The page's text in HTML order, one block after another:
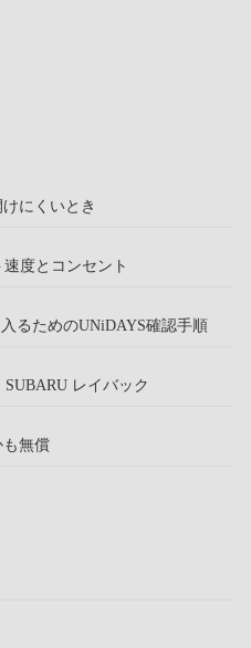
にくいとき
度とコンセント
るためのUNiDAYS確認手順
レイバック
も無償